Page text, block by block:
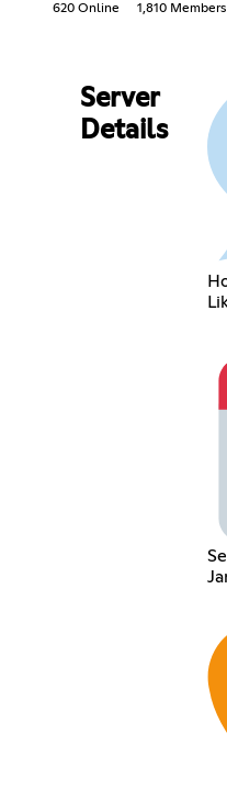
620 Online 1,810 Members
Server
Details